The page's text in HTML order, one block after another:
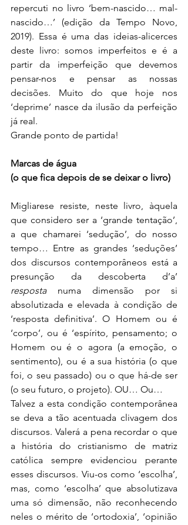
repercuti no livro ‘bem-nascido… mal-
nascido…’ (edição da Tempo Novo,
2019). Essa é uma das ideias-alicerces
deste livro: somos imperfeitos e é a
partir da imperfeição que devemos
pensar-nos e pensar as nossas
decisões. Muito do que hoje nos
‘deprime’ nasce da ilusão da perfeição
já real.
Grande ponto de partida!
Marcas de água
(o que fica depois de se deixar o livro)
Migliarese resiste, neste livro, àquela
que considero ser a ‘grande tentação’,
a que chamarei ‘sedução’, do nosso
tempo… Entre as grandes ‘seduções’
dos discursos contemporâneos está a
resposta numa dimensão por si
absolutizada e elevada à condição de
‘resposta definitiva’. O Homem ou é
‘corpo’, ou é ‘espírito, pensamento; o
Homem ou é o agora (a emoção, o
sentimento), ou é a sua história (o que
foi, o seu passado) ou o que há-de ser
(o seu futuro, o projeto). OU… Ou…
Talvez a esta condição contemporânea
se deva a tão acentuada clivagem dos
discursos. Valerá a pena recordar o que
a história do cristianismo de matriz
católica sempre evidenciou perante
esses discursos. Viu-os como ‘escolha’,
mas, como ‘escolha’ que absolutizava
uma só dimensão, não reconhecendo
neles o mérito de ‘ortodoxia’, ‘opinião